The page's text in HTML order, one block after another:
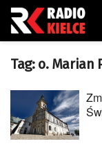
Tag: o. Marian